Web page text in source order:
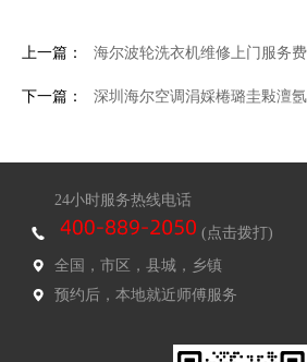
上一篇： 海尔波轮洗衣机维修上门服务费30块钱，怎样选购波
下一篇： 深圳海尔空调涓婇棬璐圭敤澶氬皯閽卞笀鍌厊缁翠慨鐢佃瘽鍙风爜鏌ヨ
24小时服务热线电话
(点击拨打)
全国，市区，县城，乡镇
预约后，本地就近师傅服务